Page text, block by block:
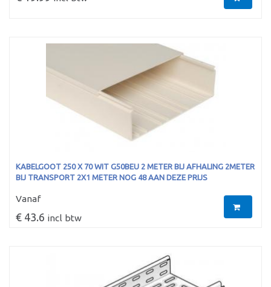
KABELGOOT 250 X 70 WIT G50BEU 2 METER BIJ AFHALING 2METER
BIJ TRANSPORT 2X1 METER NOG 48 AAN DEZE PRIJS
Vanaf
€ 43.6 incl btw